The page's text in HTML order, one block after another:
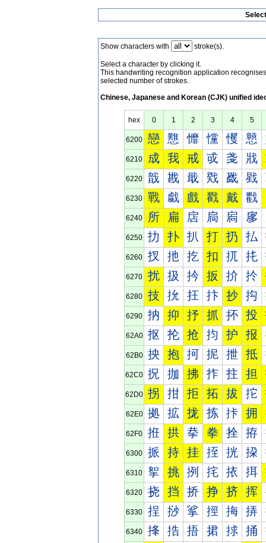
Show characters with stroke(s).
Select a character by clicking it.
This handwriting recognition application
selected number of strokes.
Chinese, Japanese and Korean (CJK) unified
hex 0 1 2 3 4 5
6200 戀 戁 戂 戃 戄 戅
6210 成 我 戒 戓 戔 戕
6220 戠 戡 戢 戣 戤 戥
6230 戰 戱 戲 戳 戴 戵
6240 所 扁 扂 扃 扄 扅
6250 扐 扑 扒 打 扔 払
6260 扠 扡 扢 扣 扤 扥
6270 扰 扱 扲 扳 扴 扵
6280 技 抁 抂 抃 抄 抅
6290 抐 抑 抒 抓 抔 投
62A0 抠 抡 抢 抣 护 报
62B0 抰 抱 抲 抳 抴 抵
62C0 拀 拁 拂 拃 拄 担
62D0 拐 拑 拒 拓 拔 拕
62E0 拠 拡 拢 拣 拤 拥
62F0 拰 拱 拲 拳 拴 拵
6300 挀 持 挂 挃 挄 挅
6310 挐 挑 挒 挓 挔 挕
6320 挠 挡 挢 挣 挤 挥
6330 挰 挱 挲 挳 挴 挵
6340 捀 捁 捂 捃 捄 捅